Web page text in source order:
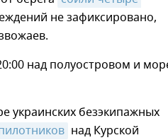
не зафиксировано,
над полуостровом и
украинских безэкипажных
над Курской